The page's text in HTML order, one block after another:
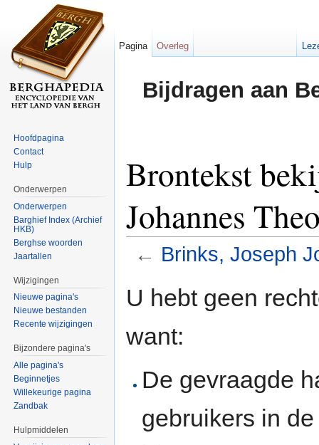
Bijdragen aan
Brontekst
Johannes
← Brinks, Joseph
U hebt geen
want:
De gevraagde
gebruikers in
Pagina Overleg
Hoofdpagina
Contact
Hulp
Onderwerpen
Onderwerpen
Barghief Index (Archief
HKB)
Berghse woorden
Jaartallen
Wijzigingen
Nieuwe pagina's
Nieuwe bestanden
Recente wijzigingen
Bijzondere pagina's
Alle pagina's
Beginnetjes
Willekeurige pagina
Zandbak
Hulpmiddelen